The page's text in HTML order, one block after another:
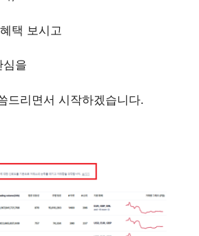
택 보시고
심을
드리면서 시작하겠습니다.